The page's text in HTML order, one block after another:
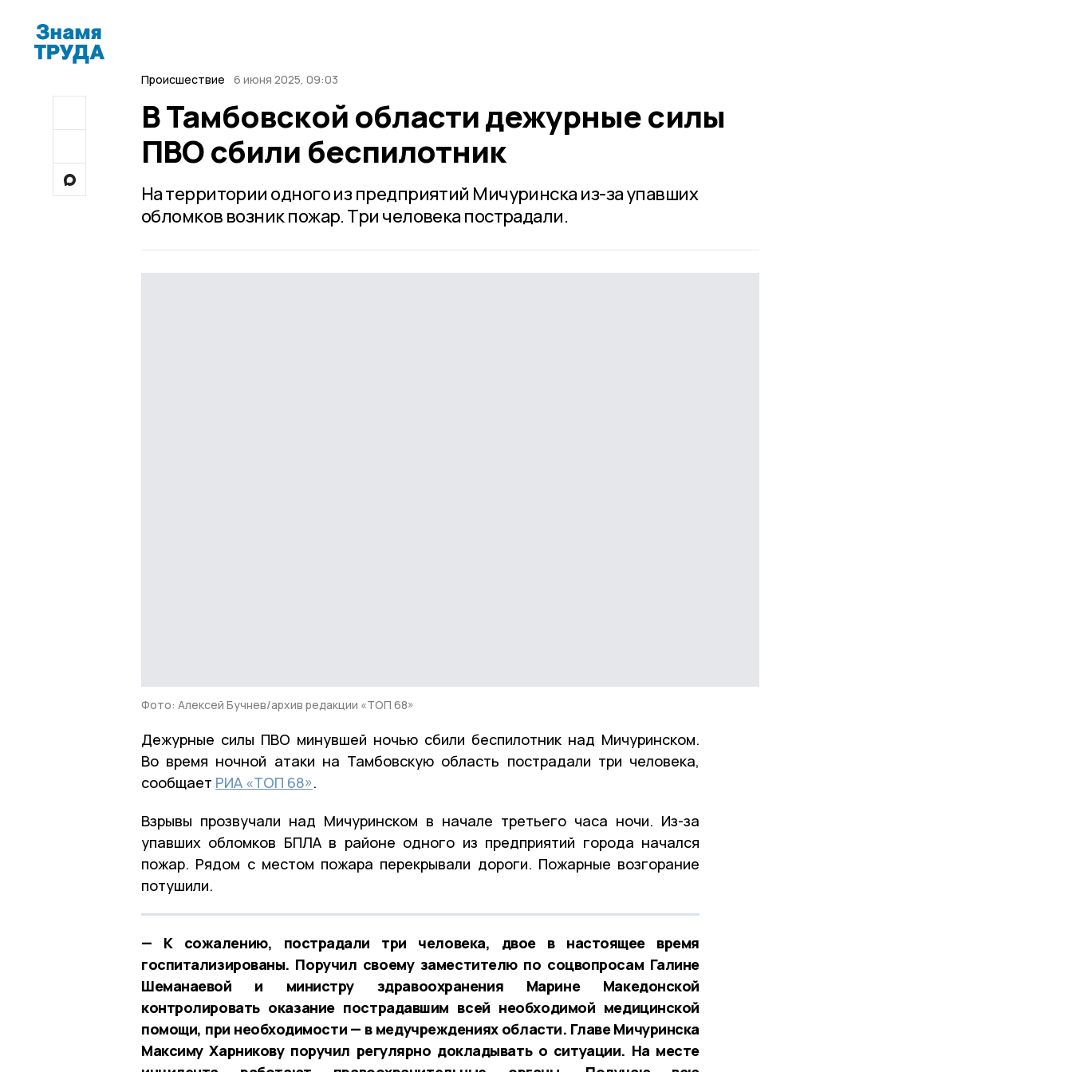
Происшествие 6 июня 2025, 09:03
В Тамбовской области дежурные силы
ПВО сбили беспилотник
На территории одного из предприятий Мичуринска из-за упавших
обломков возник пожар. Три человека пострадали.
Фото: Алексей Бучнев/архив редакции «ТОП 68»
Дежурные силы ПВО минувшей ночью сбили беспилотник над Мичуринском.
Во время ночной атаки на Тамбовскую область пострадали три человека,
сообщает РИА «ТОП 68».
Взрывы прозвучали над Мичуринском в начале третьего часа ночи. Из-за
упавших обломков БПЛА в районе одного из предприятий города начался
пожар. Рядом с местом пожара перекрывали дороги. Пожарные возгорание
потушили.
— К сожалению, пострадали три человека, двое в настоящее время
госпитализированы. Поручил своему заместителю по соцвопросам Галине
Шеманаевой и министру здравоохранения Марине Македонской
контролировать оказание пострадавшим всей необходимой медицинской
помощи, при необходимости — в медучреждениях области. Главе Мичуринска
Максиму Харникову поручил регулярно докладывать о ситуации. На месте